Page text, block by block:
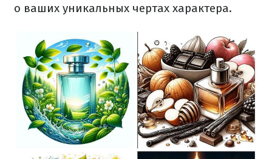
о ваших уникальных чертах характера.